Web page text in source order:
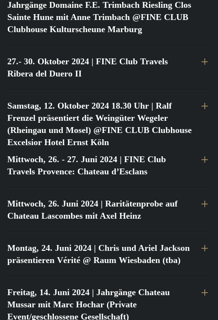
Jahrgänge Domaine F.E. Trimbach Riesling Clos
Sainte Hune mit Anne Trimbach @FINE CLUB
Clubhouse Kulturscheune Marburg
27.- 30. Oktober 2024 | FINE Club Travels
Ribera del Duero II
Samstag, 12. Oktober 2024 18.30 Uhr | Ralf
Frenzel präsentiert die Weingüter Wegeler
(Rheingau und Mosel) @FINE CLUB Clubhouse
Excelsior Hotel Ernst Köln
Mittwoch, 26. - 27. Juni 2024 | FINE Club
Travels Provence: Chateau d’Esclans
Mittwoch, 26. Juni 2024 | Raritätenprobe auf
Chateau Lascombes mit Axel Heinz
Montag, 24. Juni 2024 | Chris und Ariel Jackson
präsentieren Vérité @ Raum Wiesbaden (tba)
Freitag, 14. Juni 2024 | Jahrgänge Chateau
Mussar mit Marc Hochar (Private
Event/geschlossene Gesellschaft)